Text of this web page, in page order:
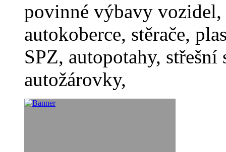
povinné výbavy
autokoberce, stěrače,
SPZ, autopotahy, střešní
autožárovky,